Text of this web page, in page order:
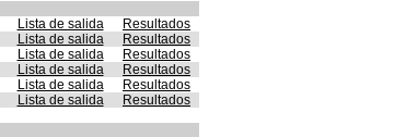
Lista de salida
Resultados
Lista de salida
Resultados
Lista de salida
Resultados
Lista de salida
Resultados
Lista de salida
Resultados
Lista de salida
Resultados